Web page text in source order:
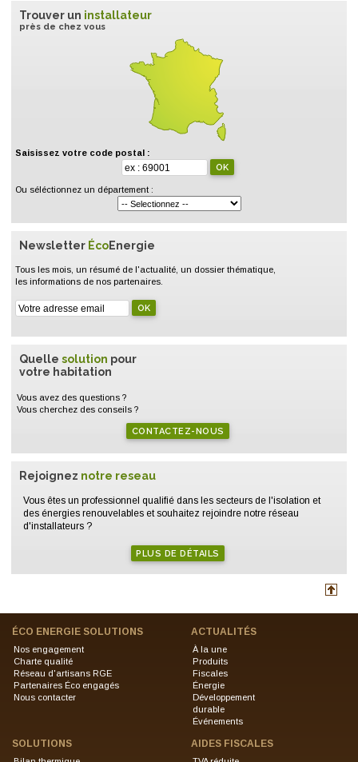
Trouver un installateur
près de chez vous
Saisissez votre code postal :
Ou séléctionnez un département :
Newsletter ÉcoEnergie
Tous les mois, un résumé de l'actualité, un dossier thématique,
les informations de nos partenaires.
Quelle solution pour
votre habitation
Vous avez des questions ?
Vous cherchez des conseils ?
CONTACTEZ-NOUS
Rejoignez notre reseau
Vous êtes un professionnel qualifié dans les secteurs de l'isolation et
des énergies renouvelables et souhaitez rejoindre notre réseau
d'installateurs ?
PLUS DE DÉTAILS
ÉCO ENERGIE SOLUTIONS
Nos engagement
Charte qualité
Réseau d'artisans RGE
Partenaires Éco engagés
Nous contacter
ACTUALITÉS
À la une
Produits
Fiscales
Énergie
Développement
durable
Événements
SOLUTIONS AIDES FISCALES